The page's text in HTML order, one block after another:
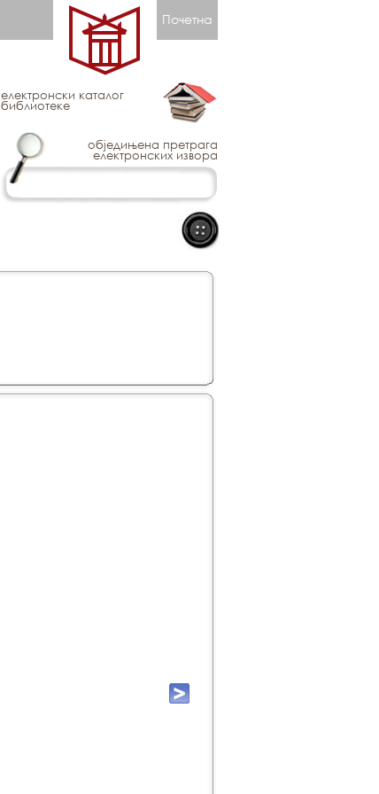
Почетна
електронски каталог
библиотеке
обједињена претрага
електронских извора